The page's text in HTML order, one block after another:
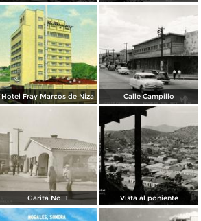
Hotel Fray Marcos de Niza Calle Campillo
Garita No. 1 Vista al poniente